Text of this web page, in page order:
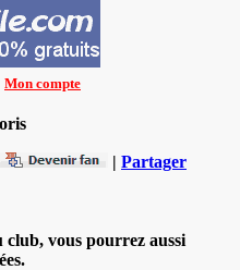
Mon compte
| Partager
club, vous pourrez aussi